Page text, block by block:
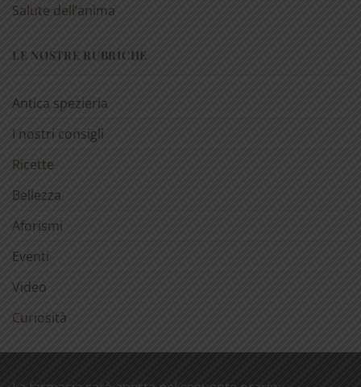
Salute dell’anima
LE NOSTRE RUBRICHE
Antica spezieria
I nostri consigli
Ricette
Bellezza
Aforismi
Eventi
Video
Curiosità